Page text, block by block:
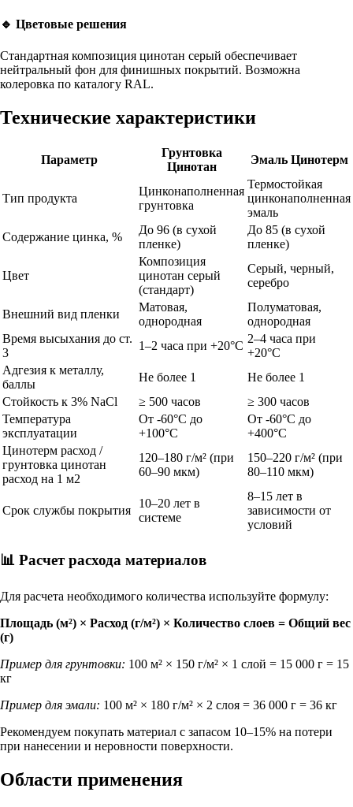
🔹 Цветовые решения
Стандартная композиция цинотан серый обеспечивает
нейтральный фон для финишных покрытий. Возможна
колеровка по каталогу RAL.
Технические характеристики
Параметр
Грунтовка
Цинотан
Эмаль Цинотерм
Тип продукта
Цинконаполненная
грунтовка
Термостойкая
цинконаполненная
эмаль
Содержание цинка, %
До 96 (в сухой
пленке)
До 85 (в сухой
пленке)
Цвет
Композиция
цинотан серый
(стандарт)
Серый, черный,
серебро
Внешний вид пленки
Матовая,
однородная
Полуматовая,
однородная
Время высыхания до ст.
3
1–2 часа при +20°C
2–4 часа при
+20°C
Адгезия к металлу,
баллы
Не более 1
Не более 1
Стойкость к 3% NaCl
≥ 500 часов
≥ 300 часов
Температура
эксплуатации
От -60°C до
+100°C
От -60°C до
+400°C
Цинотерм расход /
грунтовка цинотан
расход на 1 м2
120–180 г/м² (при
60–90 мкм)
150–220 г/м² (при
80–110 мкм)
Срок службы покрытия
10–20 лет в
системе
8–15 лет в
зависимости от
условий
📊 Расчет расхода материалов
Для расчета необходимого количества используйте формулу:
Площадь (м²) × Расход (г/м²) × Количество слоев = Общий вес
(г)
Пример для грунтовки: 100 м² × 150 г/м² × 1 слой = 15 000 г = 15
кг
Пример для эмали: 100 м² × 180 г/м² × 2 слоя = 36 000 г = 36 кг
Рекомендуем покупать материал с запасом 10–15% на потери
при нанесении и неровности поверхности.
Области применения